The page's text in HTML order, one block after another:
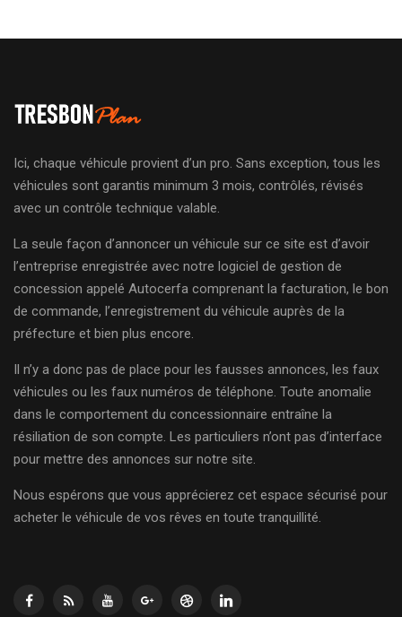
Ici, chaque véhicule provient d’un pro. Sans exception, tous les
véhicules sont garantis minimum 3 mois, contrôlés, révisés
avec un contrôle technique valable.
La seule façon d’annoncer un véhicule sur ce site est d’avoir
l’entreprise enregistrée avec notre logiciel de gestion de
concession appelé Autocerfa comprenant la facturation, le bon
de commande, l’enregistrement du véhicule auprès de la
préfecture et bien plus encore.
Il n’y a donc pas de place pour les fausses annonces, les faux
véhicules ou les faux numéros de téléphone. Toute anomalie
dans le comportement du concessionnaire entraîne la
résiliation de son compte. Les particuliers n’ont pas d’interface
pour mettre des annonces sur notre site.
Nous espérons que vous apprécierez cet espace sécurisé pour
acheter le véhicule de vos rêves en toute tranquillité.